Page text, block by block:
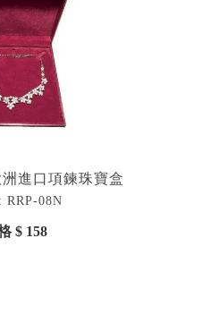
進口項鍊珠寶盒
RRP-08N
$ 158